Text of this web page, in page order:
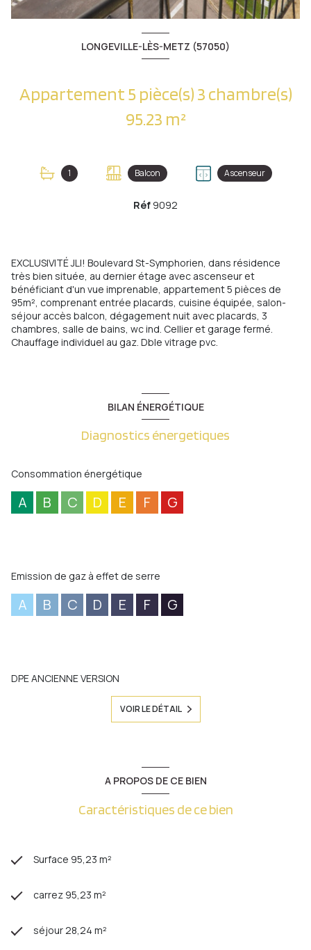
LONGEVILLE-LÈS-METZ (57050)
Appartement 5 pièce(s) 3 chambre(s)
95.23 m²
1 Balcon Ascenseur
Réf 9092
EXCLUSIVITÉ JLI! Boulevard St-Symphorien, dans résidence
très bien située, au dernier étage avec ascenseur et
bénéficiant d'un vue imprenable, appartement 5 pièces de
95m², comprenant entrée placards, cuisine équipée, salon-
séjour accès balcon, dégagement nuit avec placards, 3
chambres, salle de bains, wc ind. Cellier et garage fermé.
Chauffage individuel au gaz. Dble vitrage pvc.
BILAN ÉNERGÉTIQUE
Diagnostics énergetiques
Consommation énergétique
A B C D E F G
Emission de gaz à effet de serre
A B C D E F G
DPE ANCIENNE VERSION
VOIR LE DÉTAIL
A PROPOS DE CE BIEN
Caractéristiques de ce bien
Surface 95,23 m²
carrez 95,23 m²
séjour 28,24 m²